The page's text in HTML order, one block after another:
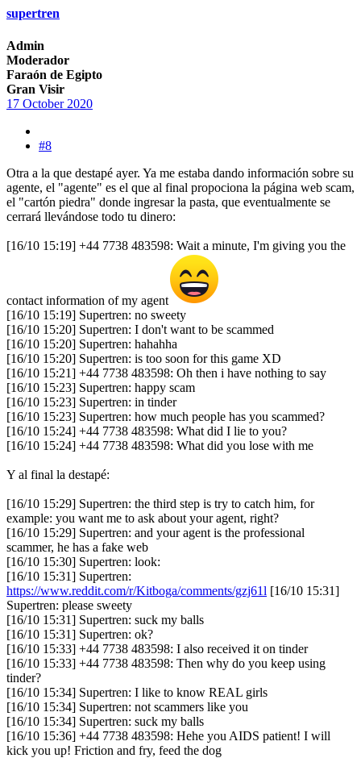
supertren
Admin
Moderador
Faraón de Egipto
Gran Visir
17 October 2020
#8
Otra a la que destapé ayer. Ya me estaba dando información sobre su
agente, el "agente" es el que al final propociona la página web scam,
el "cartón piedra" donde ingresar la pasta, que eventualmente se
cerrará llevándose todo tu dinero:
[16/10 15:19] +44 7738 483598: Wait a minute, I'm giving you the
contact information of my agent
[16/10 15:19] Supertren: no sweety
[16/10 15:20] Supertren: I don't want to be scammed
[16/10 15:20] Supertren: hahahha
[16/10 15:20] Supertren: is too soon for this game XD
[16/10 15:21] +44 7738 483598: Oh then i have nothing to say
[16/10 15:23] Supertren: happy scam
[16/10 15:23] Supertren: in tinder
[16/10 15:23] Supertren: how much people has you scammed?
[16/10 15:24] +44 7738 483598: What did I lie to you?
[16/10 15:24] +44 7738 483598: What did you lose with me
Y al final la destapé:
[16/10 15:29] Supertren: the third step is try to catch him, for
example: you want me to ask about your agent, right?
[16/10 15:29] Supertren: and your agent is the professional
scammer, he has a fake web
[16/10 15:30] Supertren: look:
[16/10 15:31] Supertren:
https://www.reddit.com/r/Kitboga/comments/gzj61l [16/10 15:31]
Supertren: please sweety
[16/10 15:31] Supertren: suck my balls
[16/10 15:31] Supertren: ok?
[16/10 15:33] +44 7738 483598: I also received it on tinder
[16/10 15:33] +44 7738 483598: Then why do you keep using
tinder?
[16/10 15:34] Supertren: I like to know REAL girls
[16/10 15:34] Supertren: not scammers like you
[16/10 15:34] Supertren: suck my balls
[16/10 15:36] +44 7738 483598: Hehe you AIDS patient! I will
kick you up! Friction and fry, feed the dog